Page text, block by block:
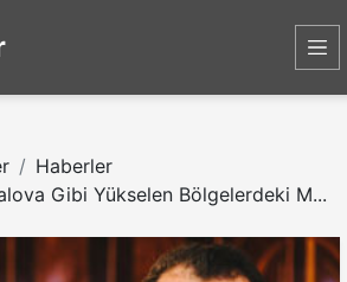
Haberler
Gibi Yükselen Bölgelerdeki M...